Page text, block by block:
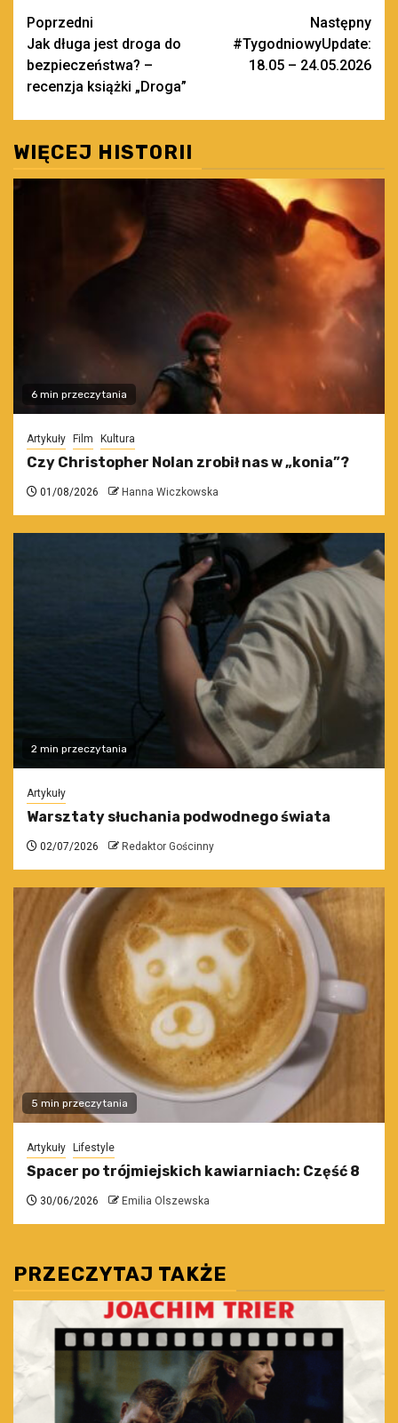
Zobacz
wpisy
Poprzedni
Jak długa jest droga do
bezpieczeństwa? –
recenzja książki „Droga”
Następny
#TygodniowyUpdate:
18.05 – 24.05.2026
WIĘCEJ HISTORII
6 min przeczytania
Artykuły Film Kultura
Czy Christopher Nolan zrobił nas w „konia”?
01/08/2026 Hanna Wiczkowska
2 min przeczytania
Artykuły
Warsztaty słuchania podwodnego świata
02/07/2026 Redaktor Gościnny
5 min przeczytania
Artykuły Lifestyle
Spacer po trójmiejskich kawiarniach: Część 8
30/06/2026 Emilia Olszewska
PRZECZYTAJ TAKŻE